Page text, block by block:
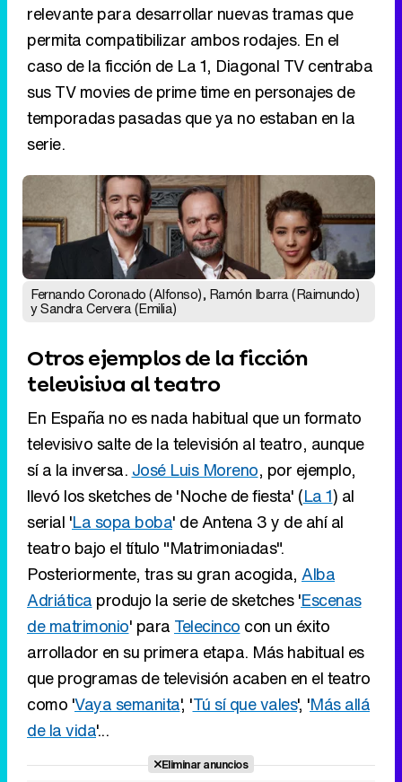
relevante para desarrollar nuevas tramas que
permita compatibilizar ambos rodajes. En el
caso de la ficción de La 1, Diagonal TV centraba
sus TV movies de prime time en personajes de
temporadas pasadas que ya no estaban en la
serie.
Fernando Coronado (Alfonso), Ramón Ibarra (Raimundo)
y Sandra Cervera (Emilia)
Otros ejemplos de la ficción
televisiva al teatro
En España no es nada habitual que un formato
televisivo salte de la televisión al teatro, aunque
sí a la inversa. José Luis Moreno, por ejemplo,
llevó los sketches de 'Noche de fiesta' (La 1) al
serial 'La sopa boba' de Antena 3 y de ahí al
teatro bajo el título "Matrimoniadas".
Posteriormente, tras su gran acogida, Alba
Adriática produjo la serie de sketches 'Escenas
de matrimonio' para Telecinco con un éxito
arrollador en su primera etapa. Más habitual es
que programas de televisión acaben en el teatro
como 'Vaya semanita', 'Tú sí que vales', 'Más allá
de la vida'...
Eliminar anuncios